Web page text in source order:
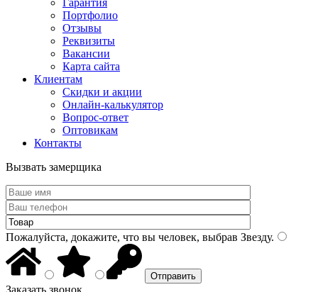
Гарантия
Портфолио
Отзывы
Реквизиты
Вакансии
Карта сайта
Клиентам
Скидки и акции
Онлайн-калькулятор
Вопрос-ответ
Оптовикам
Контакты
Вызвать замерщика
Пожалуйста, докажите, что вы человек, выбрав Звезду.
Заказать звонок